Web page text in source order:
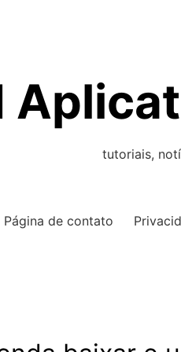
tutoriais,
Página de contato